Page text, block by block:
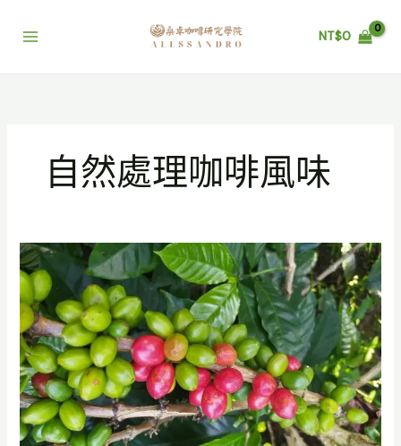
NT$0
自然處理咖啡風味
Papayo
咖
啡
新
品
種
–
稀
有
寶